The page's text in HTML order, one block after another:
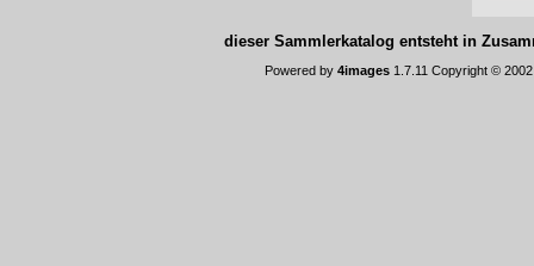
dieser Sammlerkatalog entsteht in
Powered by 4images 1.7.11 Copyright ©